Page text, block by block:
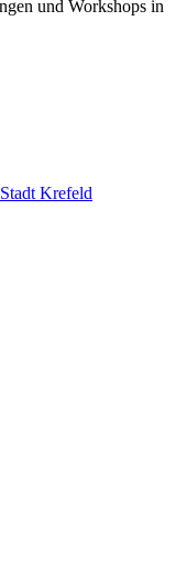
und Workshops in
Krefeld